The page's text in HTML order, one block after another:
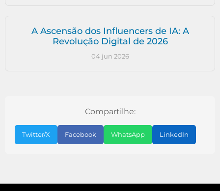
A Ascensão dos Influencers de IA: A
Revolução Digital de 2026
04 jun 2026
Compartilhe:
Twitter/X Facebook WhatsApp LinkedIn